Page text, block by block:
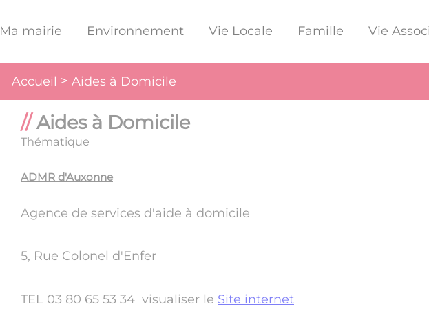
Ma mairie Environnement Vie Locale Famille Vie
Accueil Aides à Domicile
Aides à Domicile
Thématique
ADMR d'Auxonne
Agence de services d'aide à domicile
5, Rue Colonel d'Enfer
TEL 03 80 65 53 34 visualiser le Site internet